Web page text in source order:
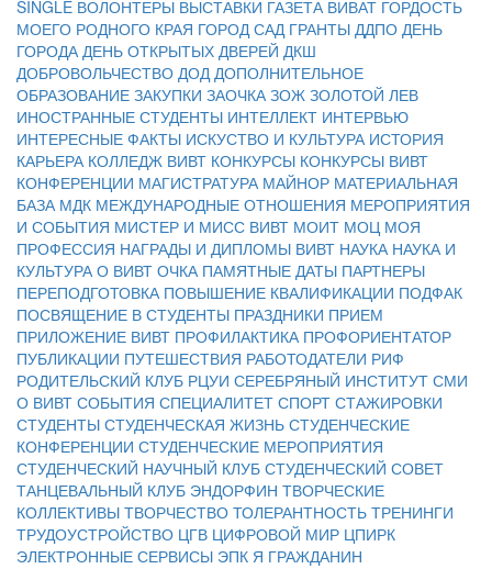
SINGLE ВОЛОНТЕРЫ ВЫСТАВКИ ГАЗЕТА ВИВАТ ГОРДОСТЬ
МОЕГО РОДНОГО КРАЯ ГОРОД САД ГРАНТЫ ДДПО ДЕНЬ
ГОРОДАДЕНЬ ОТКРЫТЫХ ДВЕРЕЙ ДКШ
ДОБРОВОЛЬЧЕСТВО ДОДДОПОЛНИТЕЛЬНОЕ
ОБРАЗОВАНИЕ ЗАКУПКИ ЗАОЧКАЗОЖ ЗОЛОТОЙ ЛЕВ
ИНОСТРАННЫЕ СТУДЕНТЫ ИНТЕЛЛЕКТ ИНТЕРВЬЮ
ИНТЕРЕСНЫЕ ФАКТЫ ИСКУСТВО И КУЛЬТУРА ИСТОРИЯ
КАРЬЕРА КОЛЛЕДЖ ВИВТ КОНКУРСЫ КОНКУРСЫ ВИВТ
КОНФЕРЕНЦИИ МАГИСТРАТУРА МАЙНОР МАТЕРИАЛЬНАЯ
БАЗА МДК МЕЖДУНАРОДНЫЕ ОТНОШЕНИЯ МЕРОПРИЯТИЯ
И СОБЫТИЯ МИСТЕР И МИСС ВИВТ МОИТ МОЦ МОЯ
ПРОФЕССИЯ НАГРАДЫ И ДИПЛОМЫ ВИВТ НАУКА НАУКА И
КУЛЬТУРАО ВИВТ ОЧКА ПАМЯТНЫЕ ДАТЫ ПАРТНЕРЫ
ПЕРЕПОДГОТОВКА ПОВЫШЕНИЕ КВАЛИФИКАЦИИ ПОДФАК
ПОСВЯЩЕНИЕ В СТУДЕНТЫ ПРАЗДНИКИ ПРИЕМ
ПРИЛОЖЕНИЕ ВИВТ ПРОФИЛАКТИКА ПРОФОРИЕНТАТОР
ПУБЛИКАЦИИ ПУТЕШЕСТВИЯ РАБОТОДАТЕЛИ РИФ
РОДИТЕЛЬСКИЙ КЛУБ РЦУИ СЕРЕБРЯНЫЙ ИНСТИТУТ СМИ
О ВИВТ СОБЫТИЯ СПЕЦИАЛИТЕТ СПОРТ СТАЖИРОВКИ
СТУДЕНТЫ СТУДЕНЧЕСКАЯ ЖИЗНЬ СТУДЕНЧЕСКИЕ
КОНФЕРЕНЦИИ СТУДЕНЧЕСКИЕ МЕРОПРИЯТИЯ
СТУДЕНЧЕСКИЙ НАУЧНЫЙ КЛУБ СТУДЕНЧЕСКИЙ СОВЕТ
ТАНЦЕВАЛЬНЫЙ КЛУБ ЭНДОРФИН ТВОРЧЕСКИЕ
КОЛЛЕКТИВЫ ТВОРЧЕСТВО ТОЛЕРАНТНОСТЬ ТРЕНИНГИ
ТРУДОУСТРОЙСТВО ЦГВ ЦИФРОВОЙ МИР ЦПИРК
ЭЛЕКТРОННЫЕ СЕРВИСЫ ЭПК Я ГРАЖДАНИН